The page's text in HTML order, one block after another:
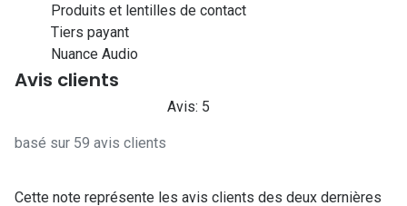
Produits et lentilles de contact
Tiers payant
Nuance Audio
Avis clients
Avis: 5
basé sur 59 avis clients
Cette note représente les avis clients des deux dernières